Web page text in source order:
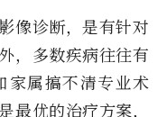
像诊断，是有针对
，多数疾病往往有
家属搞不清专业术
最优的治疗方案，